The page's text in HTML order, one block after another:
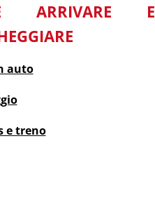
ARRIVARE E
auto
e treno